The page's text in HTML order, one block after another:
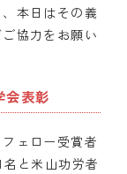
本日はその義
協力をお願い
会表彰
ェロー受賞者
と米山功労者